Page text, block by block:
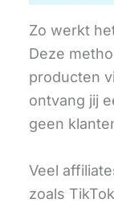
Zo werkt
Deze
producten
ontvang jij
geen
Veel
zoals